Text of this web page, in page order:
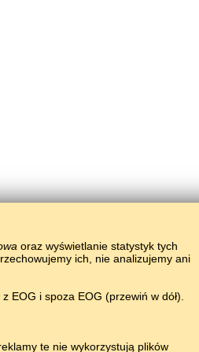
oraz wyświetlanie statystyk tych
ich, nie analizujemy ani
i spoza EOG (przewiń w dół).
te nie wykorzystują plików